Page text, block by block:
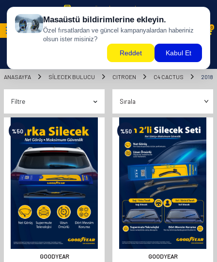
500 TL ÜZERİ KARGO BİZDEN !
0
ANASAYFA SILECEK BULUCU CITROEN C4 CACTUS 2018
Filtre
%50
GOODYEAR
%50
GOODYEAR